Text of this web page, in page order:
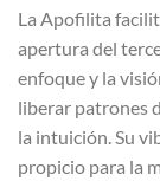
La Apofilita
apertura del
enfoque y la
liberar patrones
la intuición. Su
propicio para la